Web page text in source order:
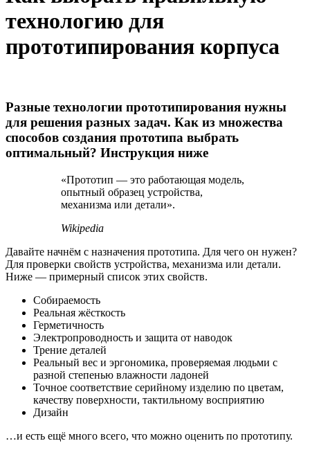
технологию для
прототипирования корпуса
Разные технологии прототипирования нужны
для решения разных задач. Как из множества
способов создания прототипа выбрать
оптимальный? Инструкция ниже
«Прототип — это работающая модель,
опытный образец устройства,
механизма или детали».
Wikipedia
Давайте начнём с назначения прототипа. Для чего он нужен?
Для проверки свойств устройства, механизма или детали.
Ниже — примерный список этих свойств.
Собираемость
Реальная жёсткость
Герметичность
Электропроводность и защита от наводок
Трение деталей
Реальный вес и эргономика, проверяемая людьми с
разной степенью влажности ладоней
Точное соответствие серийному изделию по цветам,
качеству поверхности, тактильному восприятию
Дизайн
…и есть ещё много всего, что можно оценить по прототипу.